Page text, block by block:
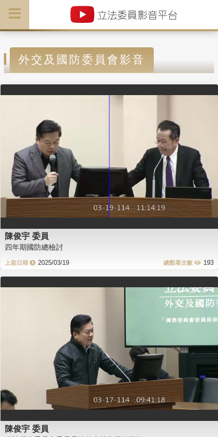
外交及國防委員會影音
陳俊宇 委員
四年期國防總檢討
2025/03/19 193
陳俊宇 委員